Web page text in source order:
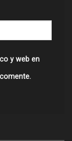
y web en